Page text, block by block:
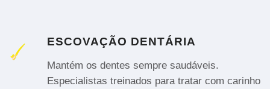
ESCOVAÇÃO DENTÁRIA
Mantém os dentes sempre saudáveis.
Especialistas treinados para tratar com carinho